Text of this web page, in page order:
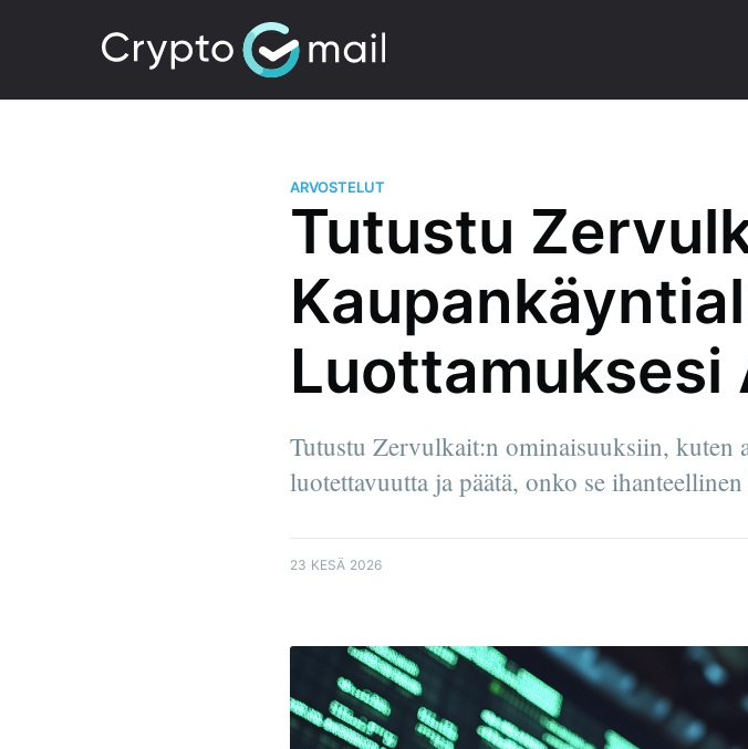
ARVOSTELUT
Tutustu
Luottamuksesi
Tutustu Zervulkait:n ominaisuuksiin, kuten
luotettavuutta ja päätä, onko se
23 KESÄ 2026